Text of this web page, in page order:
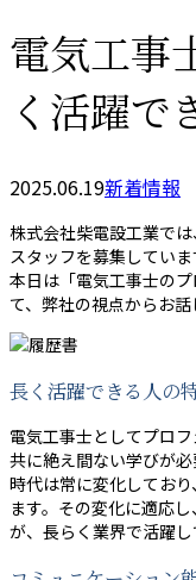
電気工事
く活躍で
2025.06.19新着情報
株式会社柴電設工業で
スタッフを募集していま
本日は「電気工事士の
て、弊社の視点からお話
長く活躍できる人の
電気工事士としてプロ
共に絶え間ない学びが必
時代は常に変化してお
ます。その変化に適応
が、長らく業界で活躍し